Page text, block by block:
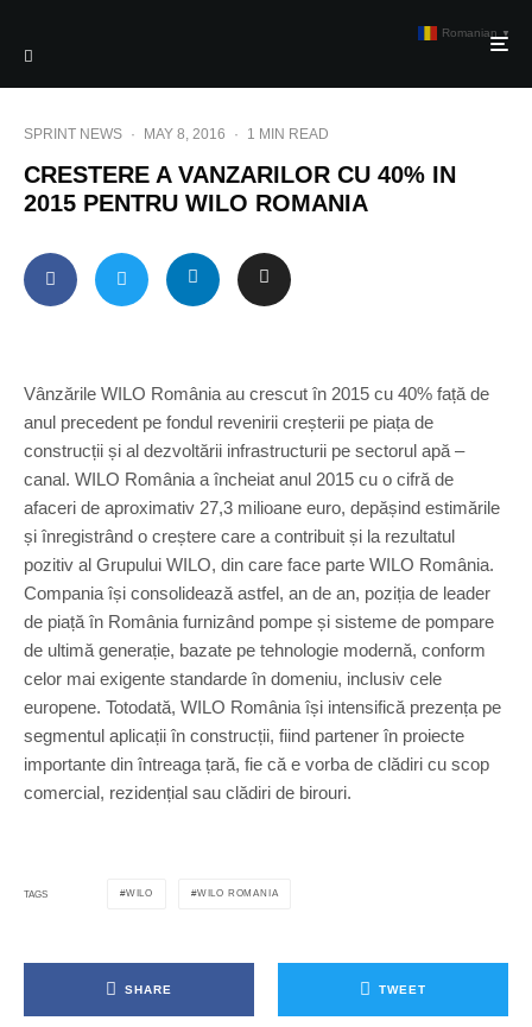
SPRINT NEWS · MAY 8, 2016 · 1 MIN READ
CRESTERE A VANZARILOR CU 40% IN
2015 PENTRU WILO ROMANIA
Vânzările WILO România au crescut în 2015 cu 40% față de
anul precedent pe fondul revenirii creșterii pe piața de
construcții și al dezvoltării infrastructurii pe sectorul apă –
canal. WILO România a încheiat anul 2015 cu o cifră de
afaceri de aproximativ 27,3 milioane euro, depășind estimările
și înregistrând o creștere care a contribuit și la rezultatul
pozitiv al Grupului WILO, din care face parte WILO România.
Compania își consolidează astfel, an de an, poziția de leader
de piață în România furnizând pompe și sisteme de pompare
de ultimă generație, bazate pe tehnologie modernă, conform
celor mai exigente standarde în domeniu, inclusiv cele
europene. Totodată, WILO România își intensifică prezența pe
segmentul aplicații în construcții, fiind partener în proiecte
importante din întreaga țară, fie că e vorba de clădiri cu scop
comercial, rezidențial sau clădiri de birouri.
TAGS WILO WILO ROMANIA
SHARE TWEET
Romanian ▼